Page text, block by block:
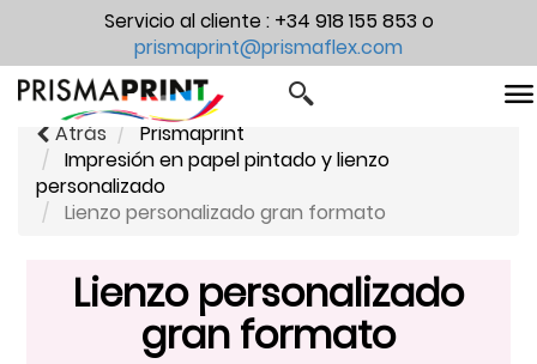
Servicio al cliente : +34 918 155 853 o
prismaprint@prismaflex.com
Atrás
Prismaprint
Impresión en papel pintado y lienzo
personalizado
Lienzo personalizado gran formato
Lienzo personalizado
gran formato